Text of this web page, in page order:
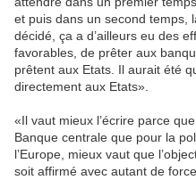
et puis dans un second temps,
décidé, ça a d’ailleurs eu des
favorables, de prêter aux
prêtent aux Etats. Il aurait été
directement aux Etats».
«Il vaut mieux l’écrire parce
Banque centrale que pour la
l’Europe, mieux vaut que
soit affirmé avec autant de